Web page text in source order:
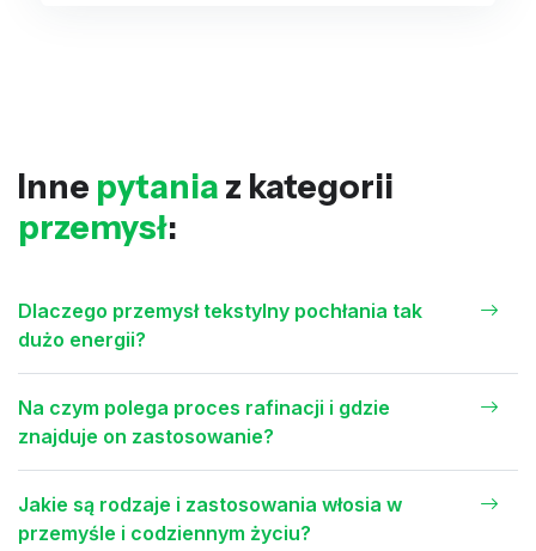
Inne pytania z kategorii
przemysł:
Dlaczego przemysł tekstylny pochłania tak
dużo energii?
Na czym polega proces rafinacji i gdzie
znajduje on zastosowanie?
Jakie są rodzaje i zastosowania włosia w
przemyśle i codziennym życiu?